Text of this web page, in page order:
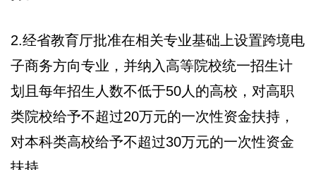
2.经省教育厅批准在相关专业基础上设置跨境电
子商务方向专业，并纳入高等院校统一招生计
划且每年招生人数不低于50人的高校，对高职
类院校给予不超过20万元的一次性资金扶持，
对本科类高校给予不超过30万元的一次性资金